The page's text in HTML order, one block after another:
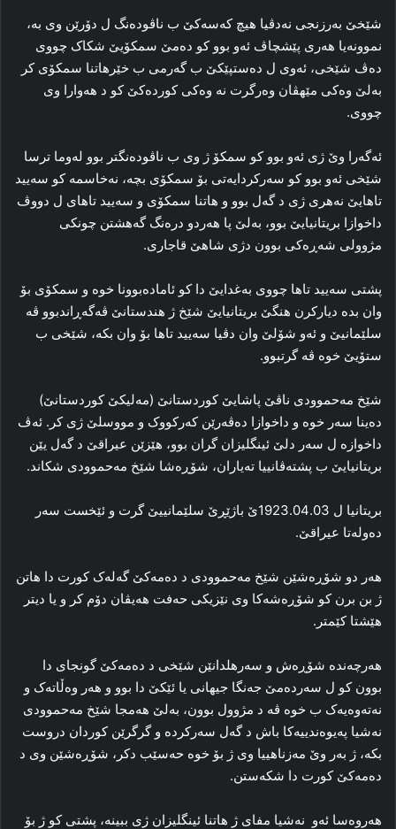
شێخێ بەرزنجی نەدڤیا هیچ کەسەکێ ب ناڤودەنگ ل دۆرێن وی بە،
نموونەیا هەری پێشچاڤ ئەو بوو کو دەمێ سمکۆیێ شکاک چووی
دەڤ شێخی، ئەوی ل دەستپێکێ ب گەرمی ب خێرهاتنا سمکۆی کر
بەلێ وەکی مێهڤان وەرگرت نە وەکی کوردەکێ کو د هەوارا وی
چووی.
ئەگەرا وێ ژی ئەو بوو کو سمکۆ ژ وی ب ناڤودەنگتر بوو لەوما ترسا
شێخی ئەو بوو کو سەرکردایەتی بۆ سمکۆی بچە، نەخاسمە کو سەیید
تاهایێ نەهری ژی د گەل بوو و هاتنا سمکۆی و سەیید تاهای ل دووڤ
داخوازا بریتانیایێ بوو، بەلێ پا هەردو درەنگ گەهشتن چونکی
مژوولی شەڕەکی بوون دژی شاهێ قاجاری.
پشتی سەیید تاها چووی بەغدایێ دا کو ئامادەبوونا خوە و سمکۆی بۆ
وان بدە دیارکرن هنگێ بریتانیایێ شێخ ژ هندستانێ ڤەگەڕاندبوو ڤە
سلێمانیێ و ئەو شۆلێ وان دڤیا سەیید تاها بۆ وان بکە، شێخی ب
ستۆیێ خوە ڤە گرتبوو.
شێخ مەحموودی ناڤێ پاشایێ کوردستانێ (مەلیکێ کوردستانێ)
دەینا سەر خوە و داخوازا دەڤەرێن کەرکووک و مووسلێ ژی کر. ئەڤ
داخوازە ل سەر دلێ ئینگلیزان گران بوو، هێزێن عیراقێ د گەل یێن
بریتانیایێ ب پشتەڤانییا تەیاران، شۆڕەشا شێخ مەحموودی شکاند.
بریتانیا ل 1923.04.03ێ باژێڕێ سلێمانییێ گرت و ئێخست سەر
دەولەتا عیراقێ.
هەر دو شۆڕەشێن شێخ مەحموودی د دەمەکێ گەلەک کورت دا هاتن
ژ بن برن کو شۆڕەشەکا وی نێزیکی حەفت هەیڤان دۆم کر و یا دیتر
هێشتا کێمتر.
هەرچەندە شۆڕەش و سەرهلدانێن شێخی د دەمەکێ گونجای دا
بوون کو ل سەردەمێ جەنگا جیهانی یا ئێکێ دا بوو و هەر وەڵاتەک و
نەتەوەیەک ب خوە ڤە د مژوول بوون، بەلێ هەمجا شێخ مەحموودی
نەشیا پەیوەندییەکا باش د گەل سەرکردە و گرگرێن کوردان دروست
بکە، ژ بەر وێ مەزناهییا وی ژ بۆ خوە حەسێب دکر، شۆڕەشێن وی د
دەمەکێ کورت دا شکەستن.
هەروەسا ئەو نەشیا مفای ژ هاتنا ئینگلیزان ژی ببینە، پشتی کو ژ بۆ